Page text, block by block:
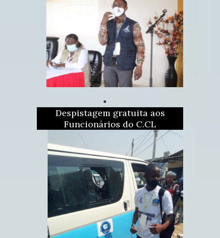
Despistagem gratuita aos
Funcionários do C.CL